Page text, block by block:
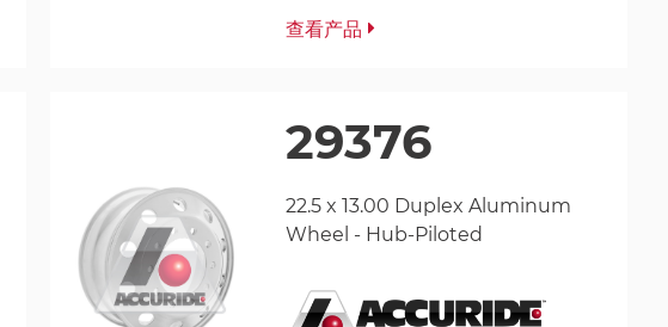
查看产品
29376
22.5 x 13.00 Duplex Aluminum
Wheel - Hub-Piloted